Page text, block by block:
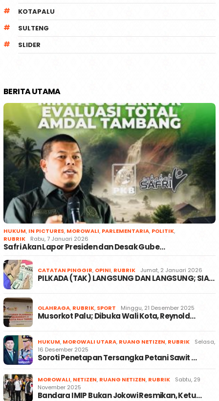
KOTAPALU
SULTENG
SLIDER
BERITA UTAMA
HUKUM, IN PICTURES, MOROWALI, PARLEMENTARIA, POLITIK,
RUBRIK
Rabu, 7 Januari 2026
Safri Akan Lapor Presiden dan Desak Gube…
CATATAN PINGGIR, OPINI, RUBRIK Jumat, 2 Januari 2026
PILKADA (TAK) LANGSUNG DAN LANGSUNG; SIA…
OLAHRAGA, RUBRIK, SPORT Minggu, 21 Desember 2025
Musorkot Palu; Dibuka Wali Kota, Reynold…
HUKUM, MOROWALI UTARA, RUANG NETIZEN, RUBRIK
Selasa,
16 Desember 2025
Soroti Penetapan Tersangka Petani Sawit …
MOROWALI, NETIZEN, RUANG NETIZEN, RUBRIK
Sabtu, 29
November 2025
Bandara IMIP Bukan Jokowi Resmikan, Ketu…